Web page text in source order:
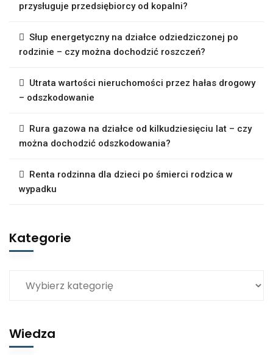
przysługuje przedsiębiorcy od kopalni?
Słup energetyczny na działce odziedziczonej po
rodzinie – czy można dochodzić roszczeń?
Utrata wartości nieruchomości przez hałas drogowy
– odszkodowanie
Rura gazowa na działce od kilkudziesięciu lat – czy
można dochodzić odszkodowania?
Renta rodzinna dla dzieci po śmierci rodzica w
wypadku
Kategorie
Wiedza